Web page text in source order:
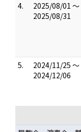
4.
2025/08/01 ～
2025/08/31
5.
2024/11/25 ～
2024/12/06